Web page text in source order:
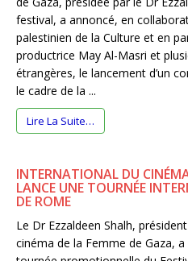
festival, a annoncé, en
palestinien de la Culture et en
productrice May Al-Masri et
étrangères, le lancement d’un
le cadre de la ...
Lire La Suite…
INTERNATIONAL DU
LANCE UNE TOURNÉE
DE ROME
Le Dr Ezzaldeen Shalh,
cinéma de la Femme de Gaza,